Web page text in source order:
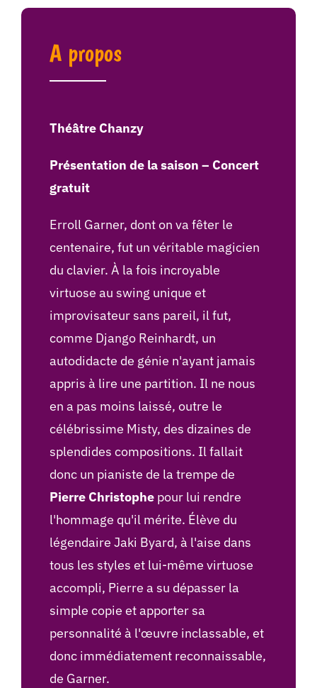
A propos
Théâtre Chanzy
Présentation de la saison – Concert
gratuit
Erroll Garner, dont on va fêter le
centenaire, fut un véritable magicien
du clavier. À la fois incroyable
virtuose au swing unique et
improvisateur sans pareil, il fut,
comme Django Reinhardt, un
autodidacte de génie n'ayant jamais
appris à lire une partition. Il ne nous
en a pas moins laissé, outre le
célébrissime Misty, des dizaines de
splendides compositions. Il fallait
donc un pianiste de la trempe de
Pierre Christophepour lui rendre
l'hommage qu'il mérite. Élève du
légendaire Jaki Byard, à l'aise dans
tous les styles et lui-même virtuose
accompli, Pierre a su dépasser la
simple copie et apporter sa
personnalité à l'œuvre inclassable, et
donc immédiatement reconnaissable,
de Garner.